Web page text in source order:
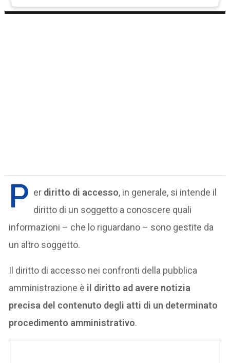
P er diritto di accesso, in generale, si intende il
diritto di un soggetto a conoscere quali
informazioni – che lo riguardano – sono gestite da
un altro soggetto.
Il diritto di accesso nei confronti della pubblica
amministrazione è il diritto ad avere notizia
precisa del contenuto degli atti di un determinato
procedimento amministrativo.